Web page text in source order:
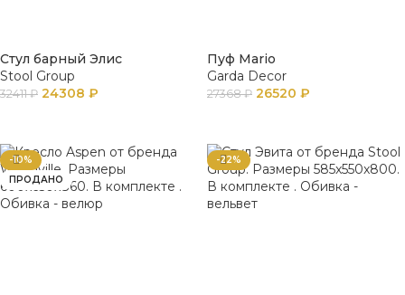
Стул барный Элис
Stool Group
32411₽ 24308 ₽
Пуф Mario
Garda Decor
27368₽ 26520 ₽
-10%
ПРОДАНО
-22%